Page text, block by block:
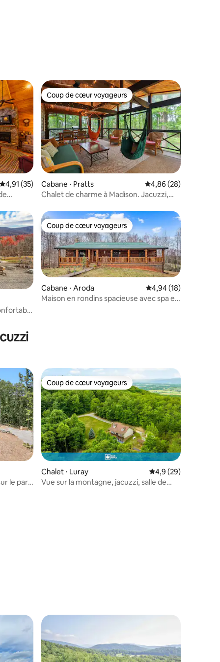
: 4,89 sur 5
Évaluation moyenne sur la base de 35 commentaires : 4,91 sur 5
4,91 (35)
Coup de cœur voyageurs
Coup de cœur voyageurs
Cabane ⋅ Pratts Évaluation moyenne
4,86 (28)
Chalet de charme à Madison. Jacuzzi,
: 4,99 sur 5
Coup de cœur voyageurs
Coup de cœur voyageurs
Cabane ⋅ Aroda Évaluation moyenne
4,94 (18)
Maison en rondins spacieuse avec spa et
: 4,95 sur 5
le parc
Coup de cœur voyageurs
Coup de cœur voyageurs
Chalet ⋅ Luray Évaluation moyenne
4,9 (29)
Vue sur la montagne, jacuzzi, salle de
appréciés